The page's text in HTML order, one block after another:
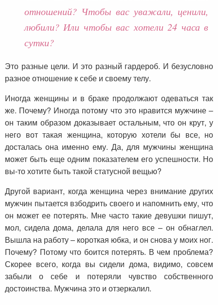
отношений? Чтобы вас уважали, ценили,
любили? Или чтобы вас хотели 24 часа в
сутки?
Это разные цели. И это разный гардероб. И безусловно
разное отношение к себе и своему телу.
Иногда женщины и в браке продолжают одеваться так
же. Почему? Иногда потому что это нравится мужчине –
он таким образом доказывает остальным, что он крут, у
него вот такая женщина, которую хотели бы все, но
досталась она именно ему. Да, для мужчины женщина
может быть еще одним показателем его успешности. Но
вы-то хотите быть такой статусной вещью?
Другой вариант, когда женщина через внимание других
мужчин пытается взбодрить своего и напомнить ему, что
он может ее потерять. Мне часто такие девушки пишут,
мол, сидела дома, делала для него все – он обнаглел.
Вышла на работу – короткая юбка, и он снова у моих ног.
Почему? Потому что боится потерять. В чем проблема?
Скорее всего, когда вы сидели дома, видимо, совсем
забыли о себе и потеряли чувство собственного
достоинства. Мужчина это и отзеркалил.